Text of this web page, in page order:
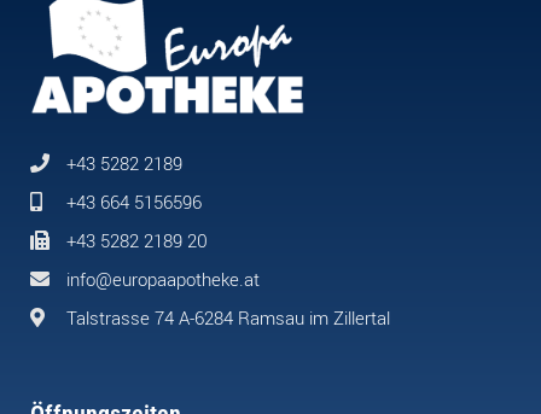
+43 5282 2189
+43 664 5156596
+43 5282 2189 20
info@europaapotheke.at
Talstrasse 74 A-6284 Ramsau im Zillertal